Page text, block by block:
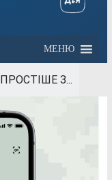
МЕНЮ
З...